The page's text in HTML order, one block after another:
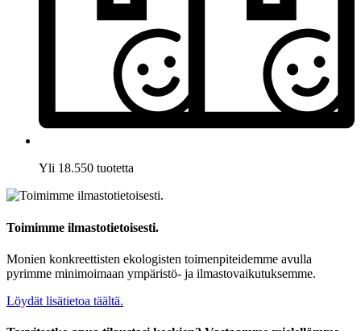
Yli 18.550 tuotetta
Toimimme ilmastotietoisesti.
Monien konkreettisten ekologisten toimenpiteidemme avulla
pyrimme minimoimaan ympäristö- ja ilmastovaikutuksemme.
Löydät lisätietoa täältä.